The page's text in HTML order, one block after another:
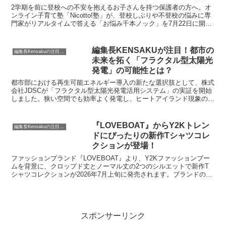
催】
2学期を前に登校への不安を抱えるお子さんを持つ保護者の方へ。オ
ンライン子育て塾「Nicotto!塾」が、登校しぶりや不登校の悩みに専
門家がリアルタイムで答える「お悩み千本ノック」を7月22日に開催
編集長Kensakuの注目ネタ
編集長KENSAKUが注目！都市の
未来を拓く「フラクタル型太陽光
発電」の可能性とは？
都市部における再生可能エネルギー導入の新たな選択肢として、株式
会社JDSCが「フラクタル型太陽光発電活用システム」の実証を開始
しました。狭い空間でも効率よく発電し、ヒートアイランド現象の緩
編集長Kensakuの注目ネタ
『LOVEBOAT』からY2Kトレン
ドにぴったりの新作Tシャツコレ
クションが登場！
ファッションブランド『LOVEBOAT』より、Y2Kファッションブー
ムを背景に、クロップド丈とノーマル丈の2つのシルエットで新作T
シャツコレクションが2026年7月上旬に発売されます。ブランドの象
スポンサーリンク